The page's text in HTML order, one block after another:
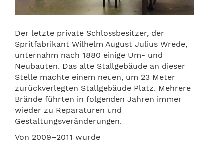
Der letzte private Schlossbesitzer, der
Spritfabrikant Wilhelm August Julius Wrede,
unternahm nach 1880 einige Um- und
Neubauten. Das alte Stallgebäude an dieser
Stelle machte einem neuen, um 23 Meter
zurückverlegten Stallgebäude Platz. Mehrere
Brände führten in folgenden Jahren immer
wieder zu Reparaturen und
Gestaltungsveränderungen.
Von 2009–2011 wurde